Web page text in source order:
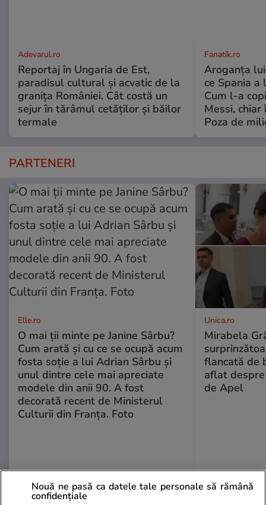
Adevarul.ro
Reportaj în Ungaria de Est,
paradisul cultural și acvatic de la
granița României. Cât costă un
sejur în tărâmul cetăților și băilor
termale
Fanatik.ro
Aroganța
ce Spania a
Cum l-a
Messi,
Poza de
PARTENERI
Elle.ro
O mai ții minte pe Janine Sârbu?
Cum arată și cu ce se ocupă acum
fosta soție a lui Adrian Sârbu și
unul dintre cele mai apreciate
modele din anii 90. A fost
decorată recent de Ministerul
Culturii din Franța. Foto
Unica.ro
Mirabela
flancată de
aflat
de Apel
Nouă ne pasă ca datele tale personale să rămână
confidențiale